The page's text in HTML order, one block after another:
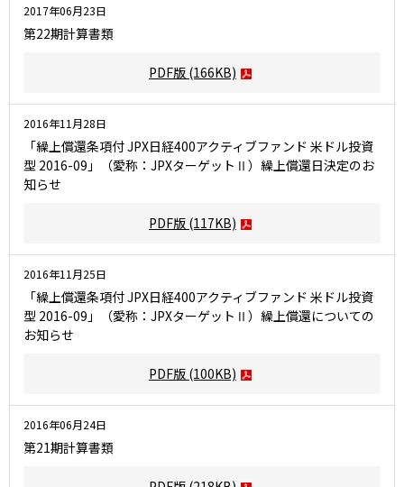
2017年06月23日
第22期計算書類
PDF版 (166KB)
2016年11月28日
「繰上償還条項付 JPX日経400アクティブファンド 米ドル投資
型 2016-09」（愛称：JPXターゲットⅡ）繰上償還日決定のお
知らせ
PDF版 (117KB)
2016年11月25日
「繰上償還条項付 JPX日経400アクティブファンド 米ドル投資
型 2016-09」（愛称：JPXターゲットⅡ）繰上償還についての
お知らせ
PDF版 (100KB)
2016年06月24日
第21期計算書類